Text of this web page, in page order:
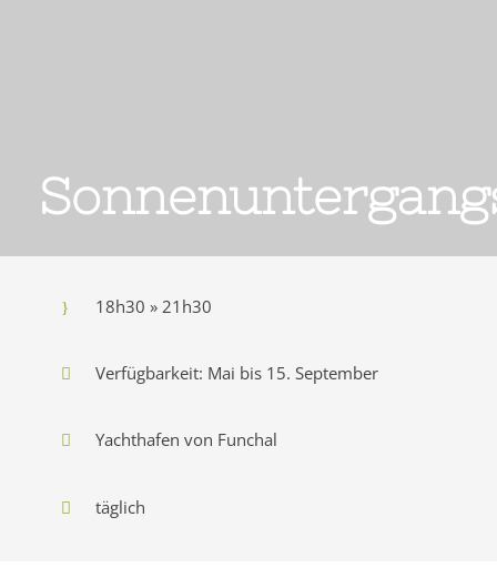
18h30 » 21h30
Verfügbarkeit: Mai bis 15. September
Yachthafen von Funchal
täglich